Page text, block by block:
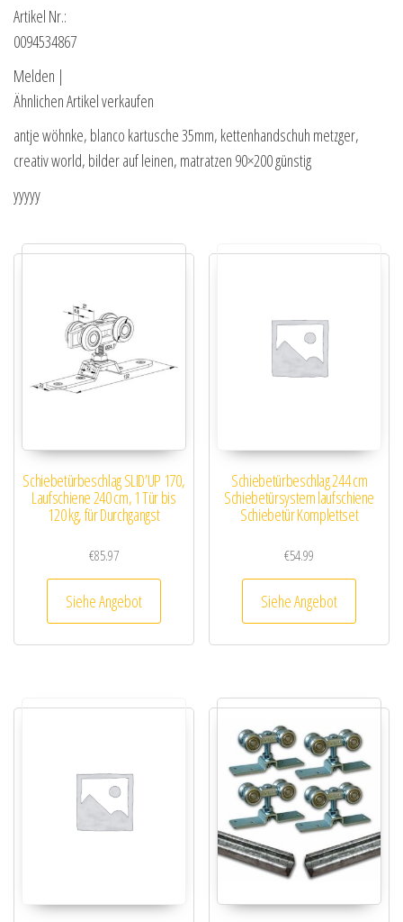
Artikel Nr.:
0094534867
Melden |
Ähnlichen Artikel verkaufen
antje wöhnke, blanco kartusche 35mm, kettenhandschuh metzger,
creativ world, bilder auf leinen, matratzen 90×200 günstig
yyyyy
Schiebetürbeschlag SLID’UP 170,
Laufschiene 240 cm, 1 Tür bis
120 kg, für Durchgangst
€85.97
Siehe Angebot
Schiebetürbeschlag 244 cm
Schiebetürsystem laufschiene
Schiebetür Komplettset
€54.99
Siehe Angebot